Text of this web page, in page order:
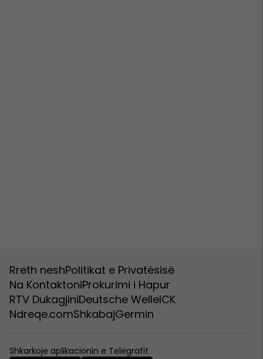
Rreth neshPolitikat e Privatësisë
Na KontaktoniProkurimi i Hapur
RTV DukagjiniDeutsche WelleICK
Ndreqe.comShkabajGermin
Shkarkoje aplikacionin e Telegrafit